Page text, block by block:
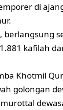
di
kafilah
Khotmil
golongan
murottal